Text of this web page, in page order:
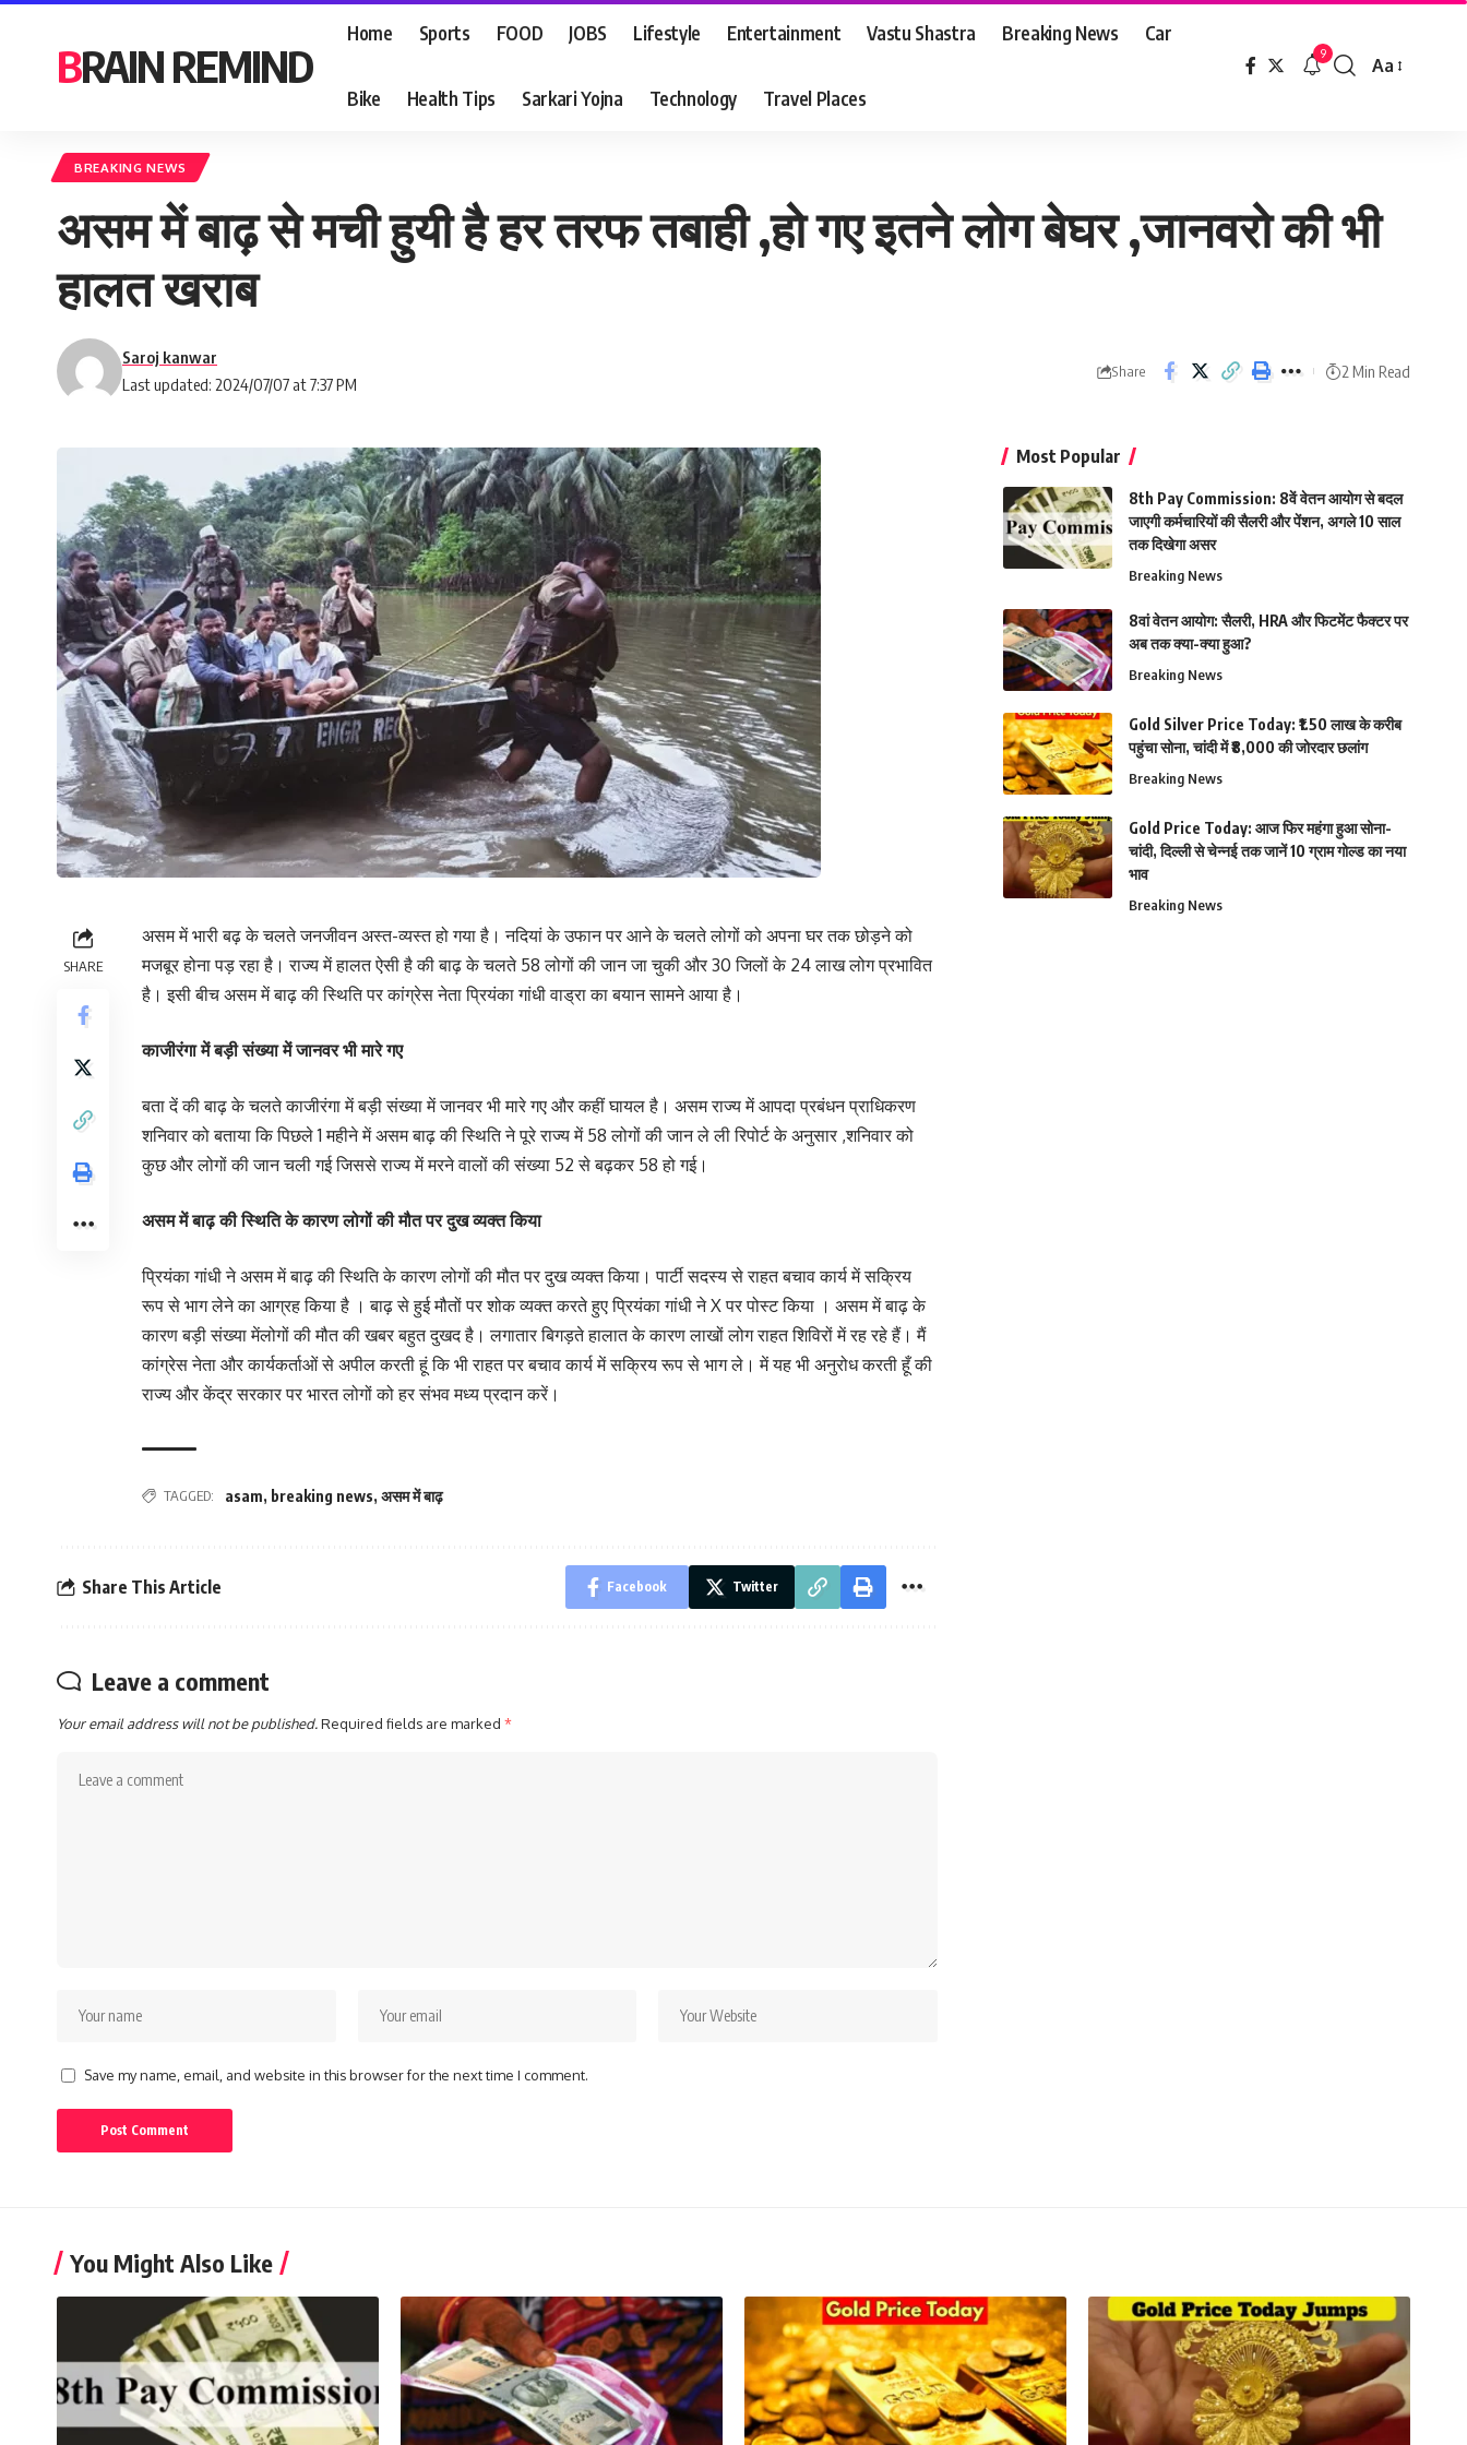
BRAIN REMIND
Home Sports FOOD JOBS Lifestyle Entertainment Vastu Shastra Breaking News Car
Bike Health Tips Sarkari Yojna Technology Travel Places
9
Font
Aa
BREAKING NEWS
असम में बाढ़ से मची हुयी है हर तरफ तबाही ,हो गए इतने लोग बेघर ,जानवरो की भी
हालत खराब
Last updated: 2024/07/07 at 7:37 PM
Saroj kanwar
Share 2 Min Read
SHARE
असम में भारी बढ़ के चलते जनजीवन अस्त-व्यस्त हो गया है। नदियां के उफान पर आने के चलते लोगों को अपना घर तक छोड़ने को
मजबूर होना पड़ रहा है। राज्य में हालत ऐसी है की बाढ़ के चलते 58 लोगों की जान जा चुकी और 30 जिलों के 24 लाख लोग प्रभावित
है। इसी बीच असम में बाढ़ की स्थिति पर कांग्रेस नेता प्रियंका गांधी वाड्रा का बयान सामने आया है।
काजीरंगा में बड़ी संख्या में जानवर भी मारे गए
बता दें की बाढ़ के चलते काजीरंगा में बड़ी संख्या में जानवर भी मारे गए और कहीं घायल है। असम राज्य में आपदा प्रबंधन प्राधिकरण
शनिवार को बताया कि पिछले 1 महीने में असम बाढ़ की स्थिति ने पूरे राज्य में 58 लोगों की जान ले ली रिपोर्ट के अनुसार ,शनिवार को
कुछ और लोगों की जान चली गई जिससे राज्य में मरने वालों की संख्या 52 से बढ़कर 58 हो गई।
असम में बाढ़ की स्थिति के कारण लोगों की मौत पर दुख व्यक्त किया
प्रियंका गांधी ने असम में बाढ़ की स्थिति के कारण लोगों की मौत पर दुख व्यक्त किया। पार्टी सदस्य से राहत बचाव कार्य में सक्रिय
रूप से भाग लेने का आग्रह किया है । बाढ़ से हुई मौतों पर शोक व्यक्त करते हुए प्रियंका गांधी ने X पर पोस्ट किया । असम में बाढ़ के
कारण बड़ी संख्या मेंलोगों की मौत की खबर बहुत दुखद है। लगातार बिगड़ते हालात के कारण लाखों लोग राहत शिविरों में रह रहे हैं। मैं
कांग्रेस नेता और कार्यकर्ताओं से अपील करती हूं कि भी राहत पर बचाव कार्य में सक्रिय रूप से भाग ले। में यह भी अनुरोध करती हूँ की
राज्य और केंद्र सरकार पर भारत लोगों को हर संभव मध्य प्रदान करें।
TAGGED: asam, breaking news, असम में बाढ़
Share This Article Facebook Twitter
Leave a comment
Your email address will not be published.Required fields are marked *
Save my name, email, and website in this browser for the next time I comment.
Most Popular
8th Pay Commission: 8वें वेतन आयोग से बदल
जाएगी कर्मचारियों की सैलरी और पेंशन, अगले 10 साल
तक दिखेगा असर
Breaking News
8वां वेतन आयोग: सैलरी, HRA और फिटमेंट फैक्टर पर
अब तक क्या-क्या हुआ?
Breaking News
Gold Silver Price Today: ₹1.50 लाख के करीब
पहुंचा सोना, चांदी में ₹8,000 की जोरदार छलांग
Breaking News
Gold Price Today: आज फिर महंगा हुआ सोना-
चांदी, दिल्ली से चेन्नई तक जानें 10 ग्राम गोल्ड का नया
भाव
Breaking News
You Might Also Like